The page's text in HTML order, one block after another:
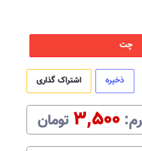
چت
ذخیره اشتراک گذاری
:‌ ۳,۵۰۰ تومان